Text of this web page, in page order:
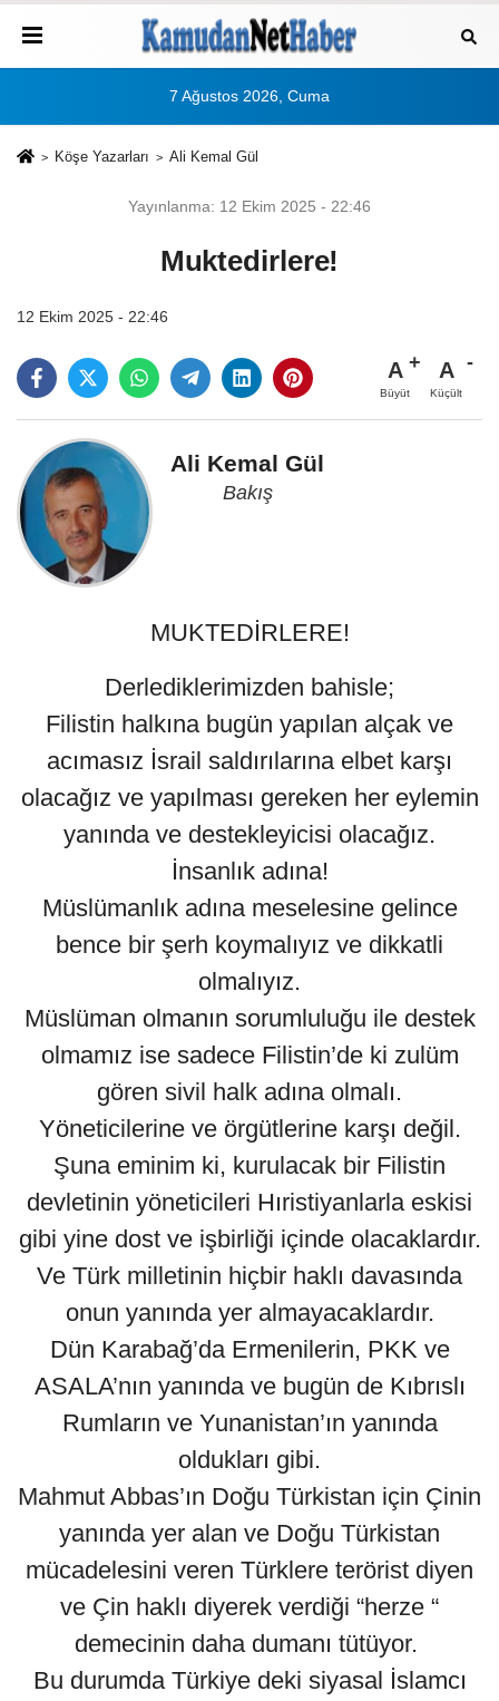
7 Ağustos 2026, Cuma
Köşe Yazarları Ali Kemal Gül
Yayınlanma: 12 Ekim 2025 - 22:46
Muktedirlere!
12 Ekim 2025 - 22:46
A
Büyüt
A
Küçült
Ali Kemal Gül
Bakış
MUKTEDİRLERE!
Derlediklerimizden bahisle;
Filistin halkına bugün yapılan alçak ve
acımasız İsrail saldırılarına elbet karşı
olacağız ve yapılması gereken her eylemin
yanında ve destekleyicisi olacağız.
İnsanlık adına!
Müslümanlık adına meselesine gelince
bence bir şerh koymalıyız ve dikkatli
olmalıyız.
Müslüman olmanın sorumluluğu ile destek
olmamız ise sadece Filistin’de ki zulüm
gören sivil halk adına olmalı.
Yöneticilerine ve örgütlerine karşı değil.
Şuna eminim ki, kurulacak bir Filistin
devletinin yöneticileri Hıristiyanlarla eskisi
gibi yine dost ve işbirliği içinde olacaklardır.
Ve Türk milletinin hiçbir haklı davasında
onun yanında yer almayacaklardır.
Dün Karabağ’da Ermenilerin, PKK ve
ASALA’nın yanında ve bugün de Kıbrıslı
Rumların ve Yunanistan’ın yanında
oldukları gibi.
Mahmut Abbas’ın Doğu Türkistan için Çinin
yanında yer alan ve Doğu Türkistan
mücadelesini veren Türklere terörist diyen
ve Çin haklı diyerek verdiği “herze “
demecinin daha dumanı tütüyor.
Bu durumda Türkiye deki siyasal İslamcı